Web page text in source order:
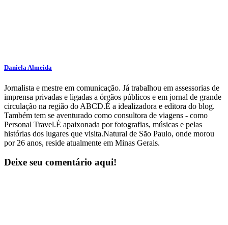
Daniela Almeida
Jornalista e mestre em comunicação. Já trabalhou em assessorias de
imprensa privadas e ligadas a órgãos públicos e em jornal de grande
circulação na região do ABCD.É a idealizadora e editora do blog.
Também tem se aventurado como consultora de viagens - como
Personal Travel.É apaixonada por fotografias, músicas e pelas
histórias dos lugares que visita.Natural de São Paulo, onde morou
por 26 anos, reside atualmente em Minas Gerais.
Deixe seu comentário aqui!